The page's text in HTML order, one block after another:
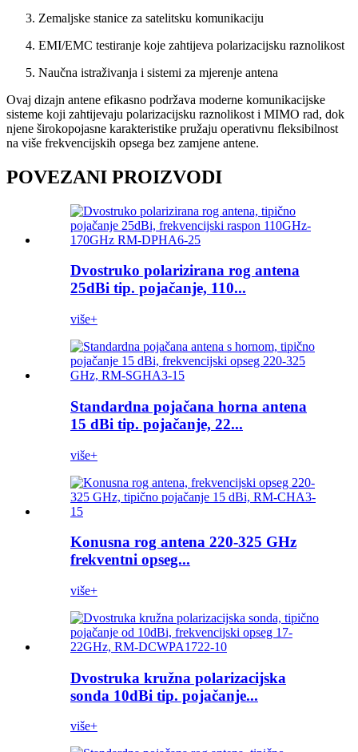
Zemaljske stanice za satelitsku komunikaciju
EMI/EMC testiranje koje zahtijeva polarizacijsku raznolikost
Naučna istraživanja i sistemi za mjerenje antena
Ovaj dizajn antene efikasno podržava moderne komunikacijske
sisteme koji zahtijevaju polarizacijsku raznolikost i MIMO rad, dok
njene širokopojasne karakteristike pružaju operativnu fleksibilnost
na više frekvencijskih opsega bez zamjene antene.
POVEZANI PROIZVODI
Dvostruko polarizirana rog antena
25dBi tip. pojačanje, 110...
više+
Standardna pojačana horna antena
15 dBi tip. pojačanje, 22...
više+
Konusna rog antena 220-325 GHz
frekventni opseg...
više+
Dvostruka kružna polarizacijska
sonda 10dBi tip. pojačanje...
više+